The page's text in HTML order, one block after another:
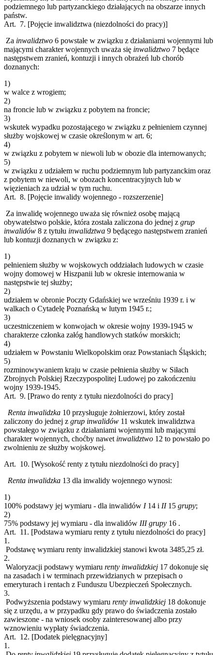
podziemnego lub partyzanckiego działających na obszarze innych
państw.
Art. 7. [Pojęcie inwalidztwa (niezdolności do pracy)]
Za inwalidztwo 6 powstałe w związku z działaniami wojennymi lub
mającymi charakter wojennych uważa się inwalidztwo 7 będące
następstwem zranień, kontuzji i innych obrażeń lub chorób
doznanych:
1)
w walce z wrogiem;
2)
na froncie lub w związku z pobytem na froncie;
3)
wskutek wypadku pozostającego w związku z pełnieniem czynnej
służby wojskowej w czasie określonym w art. 6;
4)
w związku z pobytem w niewoli lub w obozie dla internowanych;
5)
w związku z udziałem w ruchu podziemnym lub partyzanckim oraz
z pobytem w niewoli, w obozach koncentracyjnych lub w
więzieniach za udział w tym ruchu.
Art. 8. [Pojęcie inwalidy wojennego - rozszerzenie]
Za inwalidę wojennego uważa się również osobę mającą
obywatelstwo polskie, która została zaliczona do jednej z grup
inwalidów 8 z tytułu inwalidztwa 9 będącego następstwem zranień
lub kontuzji doznanych w związku z:
1)
pełnieniem służby w wojskowych oddziałach ludowych w czasie
wojny domowej w Hiszpanii lub w okresie internowania w
następstwie tej służby;
2)
udziałem w obronie Poczty Gdańskiej we wrześniu 1939 r. i w
walkach o Cytadelę Poznańską w lutym 1945 r.;
3)
uczestniczeniem w konwojach w okresie wojny 1939-1945 w
charakterze członka załóg handlowych statków morskich;
4)
udziałem w Powstaniu Wielkopolskim oraz Powstaniach Śląskich;
5)
rozminowywaniem kraju w czasie pełnienia służby w Siłach
Zbrojnych Polskiej Rzeczypospolitej Ludowej po zakończeniu
wojny 1939-1945.
Art. 9. [Prawo do renty z tytułu niezdolności do pracy]
Renta inwalidzka 10 przysługuje żołnierzowi, który został
zaliczony do jednej z grup inwalidów 11 wskutek inwalidztwa
powstałego w związku z działaniami wojennymi lub mającymi
charakter wojennych, choćby nawet inwalidztwo 12 to powstało po
zwolnieniu ze służby wojskowej.
Art. 10. [Wysokość renty z tytułu niezdolności do pracy]
Renta inwalidzka 13 dla inwalidy wojennego wynosi:
1)
100% podstawy jej wymiaru - dla inwalidów I 14 i II 15 grupy;
2)
75% podstawy jej wymiaru - dla inwalidów III grupy 16 .
Art. 11. [Podstawa wymiaru renty z tytułu niezdolności do pracy]
1.
Podstawę wymiaru renty inwalidzkiej stanowi kwota 3485,25 zł.
2.
Waloryzacji podstawy wymiaru renty inwalidzkiej 17 dokonuje się
na zasadach i w terminach przewidzianych w przepisach o
emeryturach i rentach z Funduszu Ubezpieczeń Społecznych.
3.
Podwyższenia podstawy wymiaru renty inwalidzkiej 18 dokonuje
się z urzędu, a w przypadku gdy prawo do świadczenia zostało
zawieszone - na wniosek osoby zainteresowanej albo przy
wznowieniu wypłaty świadczenia.
Art. 12. [Dodatek pielęgnacyjny]
1.